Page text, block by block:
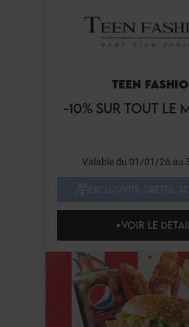
TEEN
-10% SUR TOUT LE
Valable du 01/01/26 au
VOIR LE